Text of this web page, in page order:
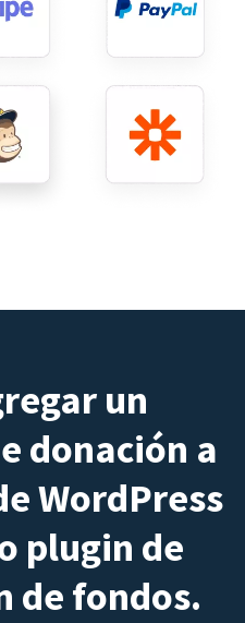
un
donación a
WordPress
plugin de
de fondos.